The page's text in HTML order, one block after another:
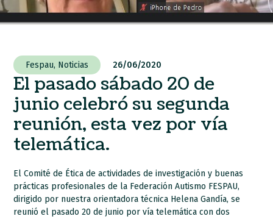
Fespau, Noticias 26/06/2020
El pasado sábado 20 de
junio celebró su segunda
reunión, esta vez por vía
telemática.
El Comité de Ética de actividades de investigación y buenas
prácticas profesionales de la Federación Autismo FESPAU,
dirigido por nuestra orientadora técnica Helena Gandía, se
reunió el pasado 20 de junio por vía telemática con dos